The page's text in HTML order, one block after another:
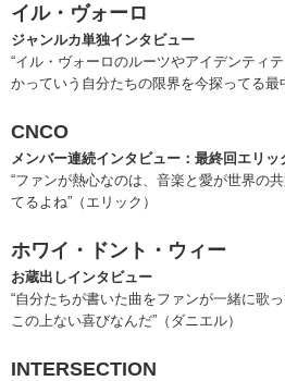
イル・ヴォーロ
ジャンルカ単独インタビュー
“イル・ヴォーロのルーツやアイデンティ
かっていう自分たちの限界を今探ってる最
CNCO
メンバー連続インタビュー：最終回エリ
“ファンが熱心なのは、音楽と愛が世界の
てるよね”（エリック）
ホワイ・ドント・ウィー
お蔵出しインタビュー
“自分たちが書いた曲をファンが一緒に歌
この上ない喜びなんだ”（ダニエル）
INTERSECTION